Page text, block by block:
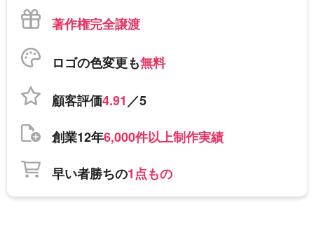
著作権完全譲渡
ロゴの色変更も無料
顧客評価4.91／5
創業12年6,000件以上制作実績
早い者勝ちの1点もの